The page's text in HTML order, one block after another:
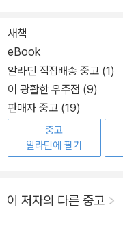
새책
eBook
알라딘 직접배송 중고 (1)
이 광활한 우주점 (9)
판매자 중고 (19)
중고
알라딘에 팔기
이 저자의 다른 중고